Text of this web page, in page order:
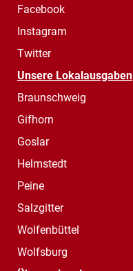
Facebook
Instagram
Twitter
Unsere Lokalausgaben
Braunschweig
Gifhorn
Goslar
Helmstedt
Peine
Salzgitter
Wolfenbüttel
Wolfsburg